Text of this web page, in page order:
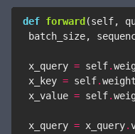
def forward (self,
batch_size,
x_query = self.
x_key = self.
x_value = self.
x_query = x_query.